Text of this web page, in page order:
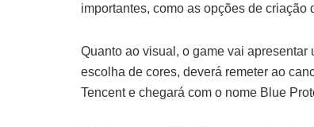
importantes, como as opções de criação
Quanto ao visual, o game vai apresentar
escolha de cores, deverá remeter ao
Tencent e chegará com o nome Blue